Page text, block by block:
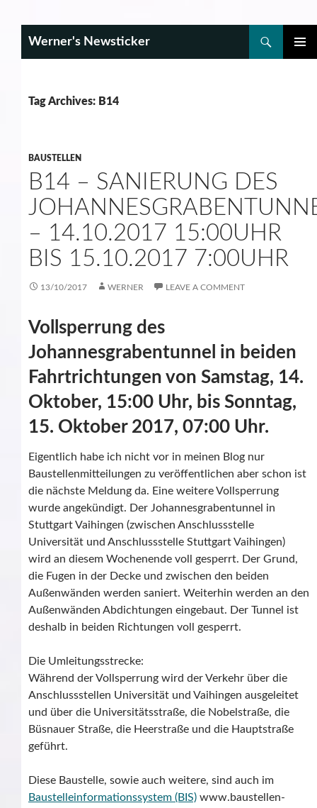
Werner's Newsticker
Tag Archives: B14
BAUSTELLEN
B14 – SANIERUNG DES
– 14.10.2017 15:00UHR
BIS 15.10.2017 7:00UHR
13/10/2017 WERNER LEAVE A COMMENT
Vollsperrung des
Johannesgrabentunnel in beiden
Fahrtrichtungen von Samstag, 14.
Oktober, 15:00 Uhr, bis Sonntag,
15. Oktober 2017, 07:00 Uhr.
Eigentlich habe ich nicht vor in meinen Blog nur
Baustellenmitteilungen zu veröffentlichen aber schon ist
die nächste Meldung da. Eine weitere Vollsperrung
wurde angekündigt. Der Johannesgrabentunnel in
Stuttgart Vaihingen (zwischen Anschlussstelle
Universität und Anschlussstelle Stuttgart Vaihingen)
wird an diesem Wochenende voll gesperrt. Der Grund,
die Fugen in der Decke und zwischen den beiden
Außenwänden werden saniert. Weiterhin werden an den
Außenwänden Abdichtungen eingebaut. Der Tunnel ist
deshalb in beiden Richtungen voll gesperrt.
Die Umleitungsstrecke:
Während der Vollsperrung wird der Verkehr über die
Anschlussstellen Universität und Vaihingen ausgeleitet
und über die Universitätsstraße, die Nobelstraße, die
Büsnauer Straße, die Heerstraße und die Hauptstraße
geführt.
Diese Baustelle, sowie auch weitere, sind auch im
Baustelleinformationssystem (BIS) www.baustellen-